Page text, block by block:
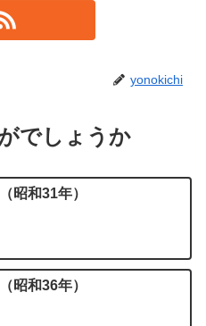
yonokichi
でしょうか
昭和31年）
昭和36年）